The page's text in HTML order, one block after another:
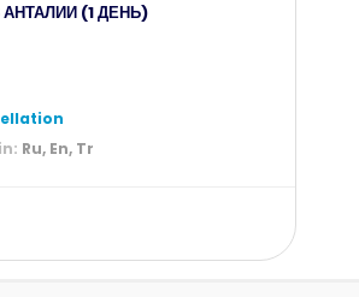
(1 ДЕНЬ)
Ru, En, Tr